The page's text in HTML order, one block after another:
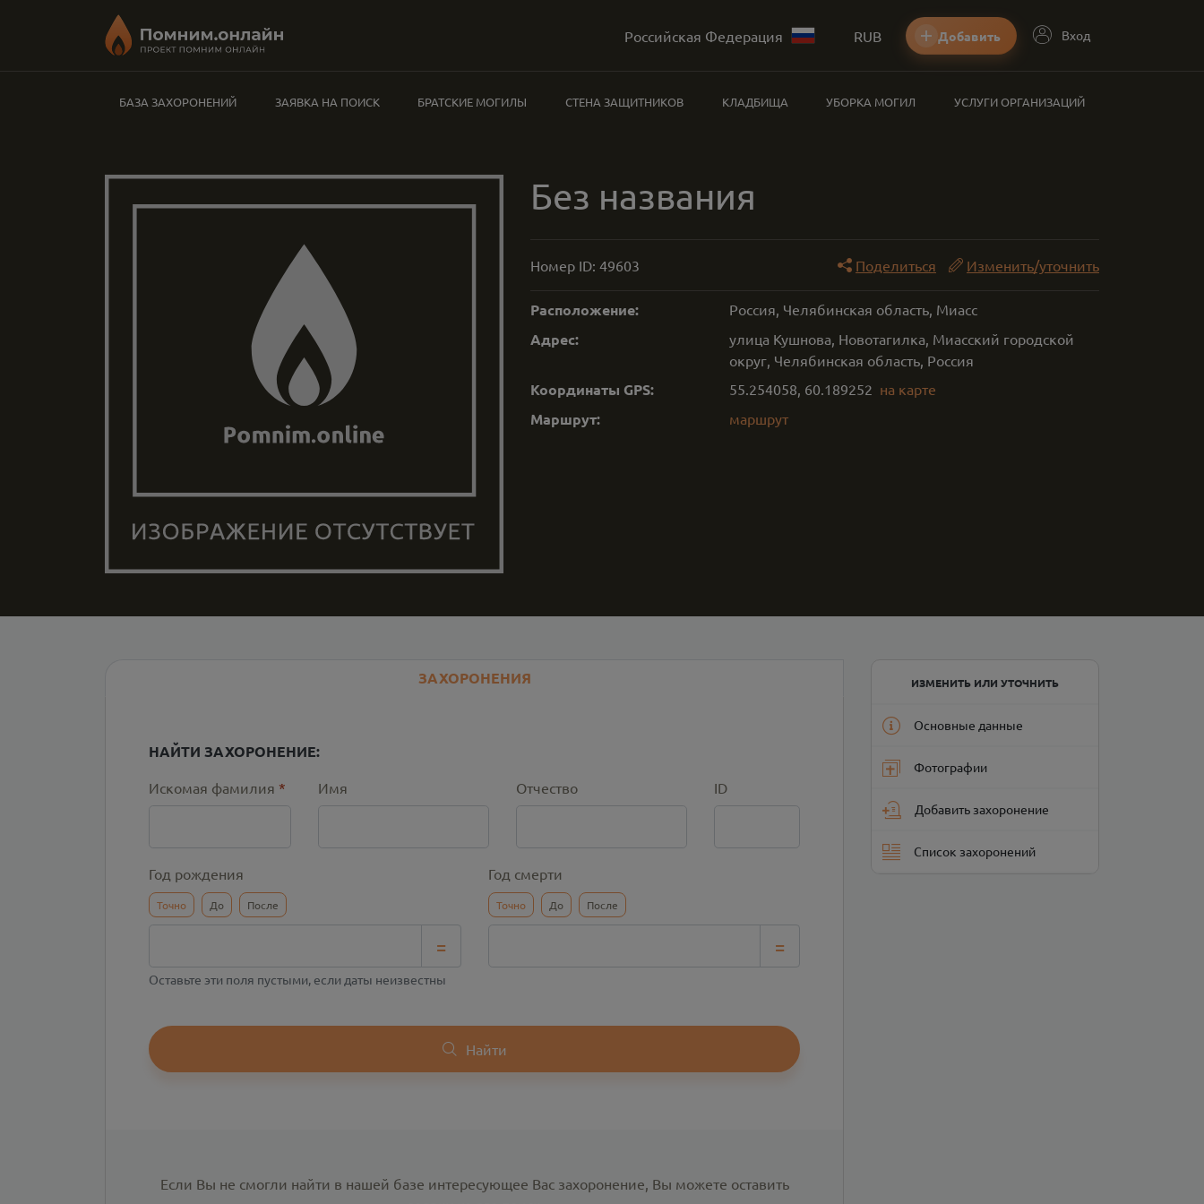
Российская Федерация RUB Добавить Вход
БАЗА ЗАХОРОНЕНИЙ ЗАЯВКА НА ПОИСК БРАТСКИЕ МОГИЛЫ СТЕНА ЗАЩИТНИКОВ КЛАДБИЩА УБОРКА МОГИЛ УСЛУГИ ОРГАНИЗАЦИЙ
Без названия
Номер ID: 49603 Поделиться Изменить/уточнить
Расположение: Россия, Челябинская область, Миасс
Адрес:
улица Кушнова, Новотагилка, Миасский городской
округ, Челябинская область, Россия
Координаты GPS: 55.254058, 60.189252 на карте
Маршрут: маршрут
ЗАХОРОНЕНИЯ
НАЙТИ ЗАХОРОНЕНИЕ:
Искомая фамилия * Имя Отчество ID
Год рождения
Точно До После
=
Год смерти
Точно До После
=
Оставьте эти поля пустыми, если даты неизвестны
Найти
Если Вы не смогли найти в нашей базе интересующее Вас захоронение, Вы можете оставить
ИЗМЕНИТЬ ИЛИ УТОЧНИТЬ
Основные данные
Фотографии
Добавить захоронение
Список захоронений